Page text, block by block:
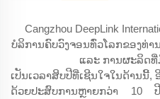
Cangzhou DeepLink
ບໍລິການຄົບວົງຈອນທົ່ວໂລກຂອງທ່
ແລະ ການຜະລິດ
ເປັນເວລາສິບປີທີ່ເຊີນໃຈໃນດ້ານນີ້,
ດ້ວຍປະສົບການຫຼາຍກວ່າ 10 ປີ